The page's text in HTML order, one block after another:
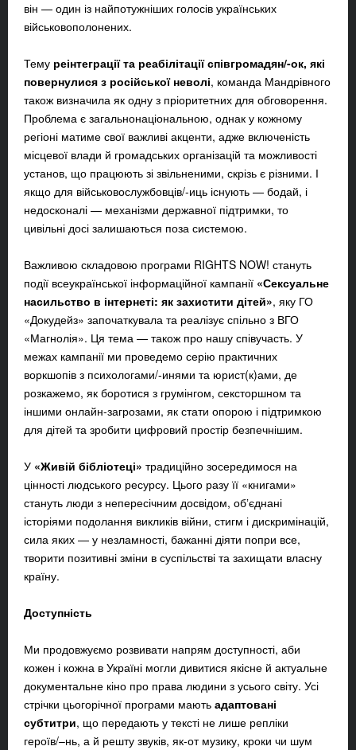
він — один із найпотужніших голосів українських
військовополонених.
Тему реінтеграції та реабілітації співгромадян/-ок, які
повернулися з російської неволі, команда Мандрівного
також визначила як одну з пріоритетних для обговорення.
Проблема є загальнонаціональною, однак у кожному
регіоні матиме свої важливі акценти, адже включеність
місцевої влади й громадських організацій та можливості
установ, що працюють зі звільненими, скрізь є різними. І
якщо для військовослужбовців/-иць існують — бодай, і
недосконалі — механізми державної підтримки, то
цивільні досі залишаються поза системою.
Важливою складовою програми RIGHTS NOW! стануть
події всеукраїнської інформаційної кампанії «Сексуальне
насильство в інтернеті: як захистити дітей», яку ГО
«Докудейз» започаткувала та реалізує спільно з ВГО
«Магнолія». Ця тема — також про нашу співучасть. У
межах кампанії ми проведемо серію практичних
воркшопів з психологами/-инями та юрист(к)ами, де
розкажемо, як боротися з грумінгом, сексторшном та
іншими онлайн-загрозами, як стати опорою і підтримкою
для дітей та зробити цифровий простір безпечнішим.
У «Живій бібліотеці» традиційно зосередимося на
цінності людського ресурсу. Цього разу її «книгами»
стануть люди з непересічним досвідом, обʼєднані
історіями подолання викликів війни, стигм і дискримінацій,
сила яких — у незламності, бажанні діяти попри все,
творити позитивні зміни в суспільстві та захищати власну
країну.
Доступність
Ми продовжуємо розвивати напрям доступності, аби
кожен і кожна в Україні могли дивитися якісне й актуальне
документальне кіно про права людини з усього світу. Усі
стрічки цьогорічної програми мають адаптовані
субтитри, що передають у тексті не лише репліки
героїв/–нь, а й решту звуків, як-от музику, кроки чи шум